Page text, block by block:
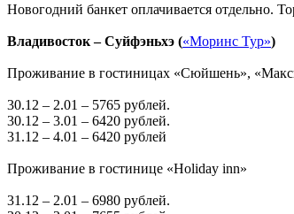
Новогодний банкет оплачивается отдельно.
Владивосток – Суйфэньхэ («Моринс Тур»)
Проживание в гостиницах «Сюйшень»,
30.12 – 2.01 – 5765 рублей.
30.12 – 3.01 – 6420 рублей.
31.12 – 4.01 – 6420 рублей
Проживание в гостинице «Holiday inn»
31.12 – 2.01 – 6980 рублей.